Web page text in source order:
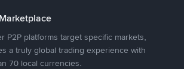
P2P platforms target specific markets,
a truly global trading experience with
70 local currencies.